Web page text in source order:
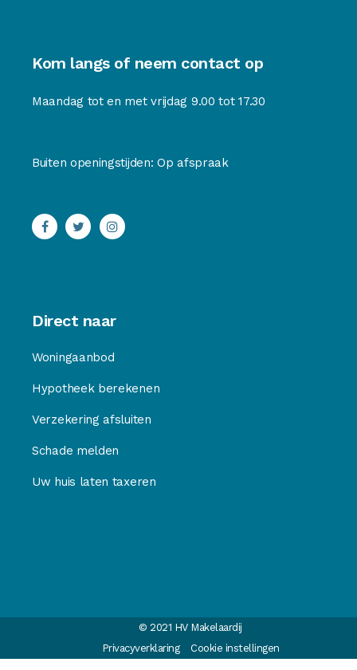
Kom langs of neem contact op
Maandag tot en met vrijdag 9.00 tot 17.30
Buiten openingstijden: Op afspraak
Direct naar
Woningaanbod
Hypotheek berekenen
Verzekering afsluiten
Schade melden
Uw huis laten taxeren
© 2021 HV Makelaardij
Privacyverklaring
Cookie instellingen